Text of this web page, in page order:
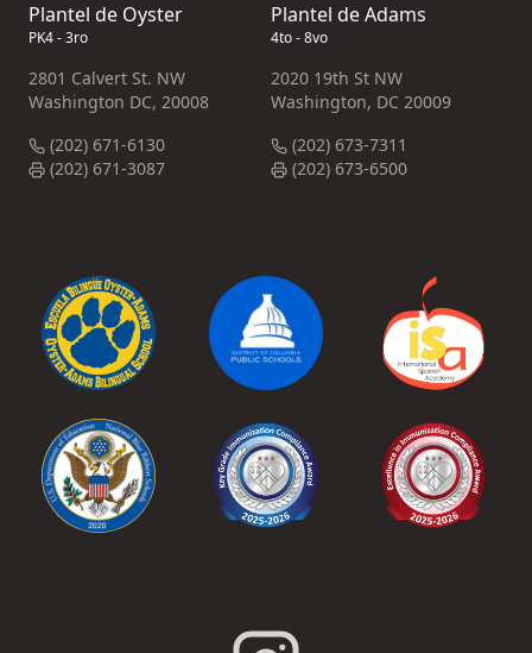
Plantel de Oyster
PK4 - 3ro
2801 Calvert St. NW
Washington DC, 20008
(202) 671-6130
(202) 671-3087
Plantel de Adams
4to - 8vo
2020 19th St NW
Washington, DC 20009
(202) 673-7311
(202) 673-6500